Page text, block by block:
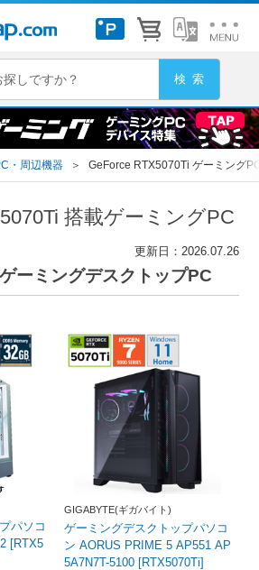
・周辺機器 ＞ GeForce RTX5070Ti ゲーミング
搭載ゲーミングPC
更新日：2026.07.26
ーミングデスクトップPC
パソコ
[RTX5
GIGABYTE(ギガバイト)
ゲーミングデスクトップパソコ
ン AORUS PRIME 5 AP551 AP
5A7N7T-5100 [RTX5070Ti]